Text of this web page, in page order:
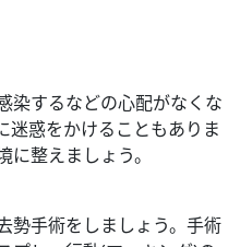
染するなどの心配がなくな
迷惑をかけることもありま
整えましょう。
勢手術をしましょう。手術